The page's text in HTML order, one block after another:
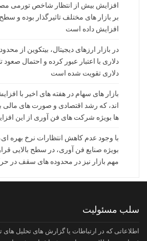
افزایش بیش از انتظار شاخص تورمی
بر بازار های مختلف تاثیرگذار بوده و سطح
افزایش داده است
دلاری تقویت شده است
بازار های سهام در هفته های اخیر با
اند، که رشد اقتصادی و صورت های مالی
ها بویژه شرکت های فن آوری از این
با وجود عدم کاهش انتظارات نرخ بهره
بویژه صنایع فن آوری، در سطح بالایی
مهم بازار نیز در محدوده های سقف در
سلب مسئولیت
اطلاعاتی که در ارتباطات یا گزارش های تحلیل های